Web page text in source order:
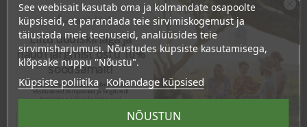
Sahara tee, 20x1,4g
Hind
5,54 €
Püsikliendi hind :5.26 €
Laimimahl, 200ml
Püsikliendi hind :
See veebisait kasutab oma ja kolmandate osapoolte
küpsiseid, et parandada teie sirvimiskogemust ja
täiustada meie teenuseid, analüüsides teie
sirvimisharjumusi. Nõustudes küpsiste kasutamisega,
klõpsake nuppu "Nõustu".
Küpsiste poliitika Kohandage küpsised
NÕUSTUN
Ära veel lahku!
Liitu uudiskirjaga ja
naudi järgmist ostu 10%
soodsamalt!
Sind ootavad spetsiaalsed allahindlused,
eksklusiivsed kampaaniad ja kingitused!
Registreeru e-maili aadressiga ja saad